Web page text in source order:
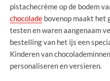
pistachecrème op de bodem
chocolade bovenop maakt het
testen en waren aangenaam
bestelling van het ijs een
Kinderen van
personaliseren en versieren.